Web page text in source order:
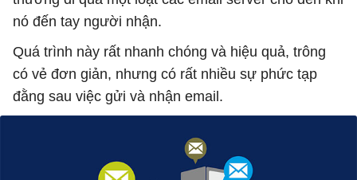
nó đến tay người nhận.
Quá trình này rất nhanh chóng và hiệu quả, trông
có vẻ đơn giản, nhưng có rất nhiều sự phức tạp
đằng sau việc gửi và nhận email.